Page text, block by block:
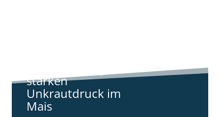
starken
Unkrautdruck im
Mais